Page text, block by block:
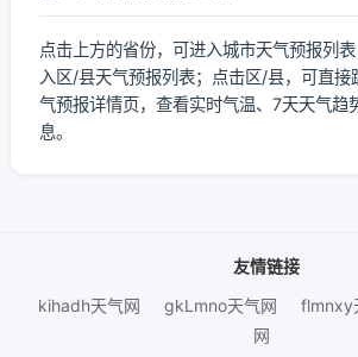
点击上方的省份，可进入城市天气预报列
入区/县天气预报列表；点击区/县，可直接
气预报详情页，查看实时气温、7天天气趋
息。
友情链接
kihadh天气网
gkLmno天气网 flmnxy
网